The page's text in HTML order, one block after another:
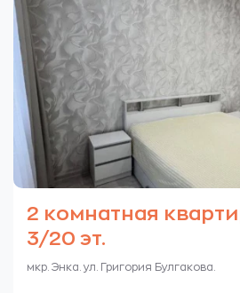
2 комнатная
3/20 эт.
мкр. Энка. ул. Григория Булгакова.